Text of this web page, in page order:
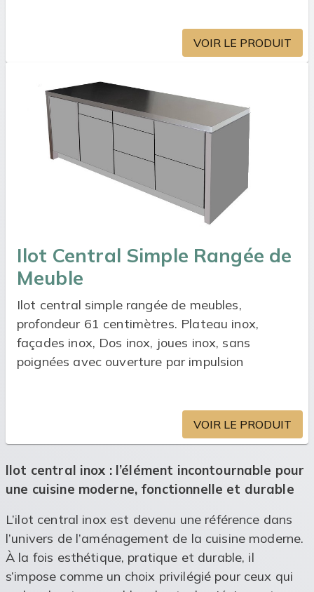
VOIR LE PRODUIT
Ilot Central Simple Rangée de
Meuble
Ilot central simple rangée de meubles,
profondeur 61 centimètres. Plateau inox,
façades inox, Dos inox, joues inox, sans
poignées avec ouverture par impulsion
VOIR LE PRODUIT
Ilot central inox : l’élément incontournable pour
une cuisine moderne, fonctionnelle et durable
L’ilot central inox est devenu une référence dans
l’univers de l’aménagement de la cuisine moderne.
À la fois esthétique, pratique et durable, il
s’impose comme un choix privilégié pour ceux qui